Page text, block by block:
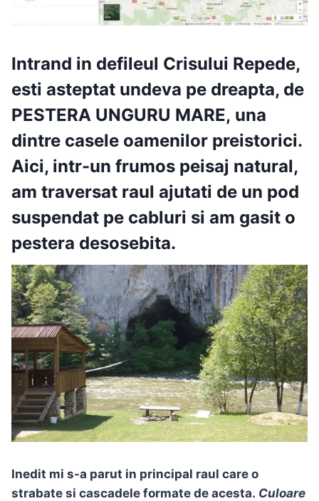
Intrand in defileul Crisului Repede,
esti asteptat undeva pe dreapta, de
PESTERA UNGURU MARE, una
dintre casele oamenilor preistorici.
Aici, intr-un frumos peisaj natural,
am traversat raul ajutati de un pod
suspendat pe cabluri si am gasit o
pestera desosebita.
Inedit mi s-a parut in principal raul care o
strabate si cascadele formate de acesta. Culoare